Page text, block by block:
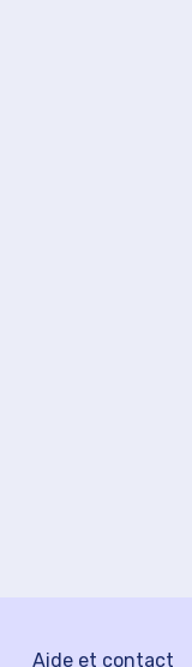
Aide et contact